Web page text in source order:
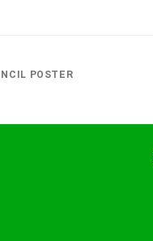
POSTER